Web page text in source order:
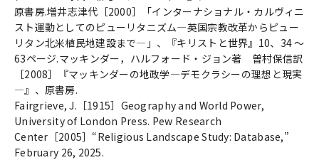
原書房.増井志津代［2000］「インターナショナル・カルヴィニ
スト運動としてのピューリタニズム―英国宗教改革からピュー
リタン北米植民地建設まで―」、『キリストと世界』10、34 ～
63ページ.マッキンダー，ハルフォード・ジョン著 曽村保信訳
［2008］『マッキンダーの地政学―デモクラシーの理想と現実
―』、原書房.
Fairgrieve, J.［1915］Geography and World Power,
University of London Press. Pew Research
Center［2005］“Religious Landscape Study: Database,”
February 26, 2025.